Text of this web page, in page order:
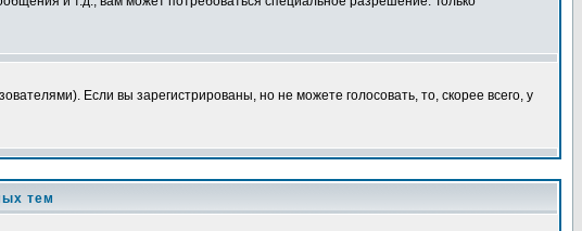
Если вы зарегистрированы, но не можете голосовать, то, скорее всего, у
тем